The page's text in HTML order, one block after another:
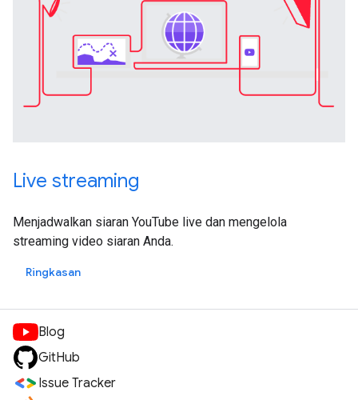
Live streaming
Menjadwalkan siaran YouTube live dan mengelola
streaming video siaran Anda.
Ringkasan
Blog
GitHub
Issue Tracker